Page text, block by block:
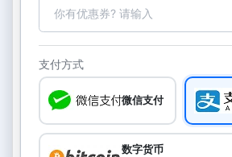
支付方式
微信支付
数字货币